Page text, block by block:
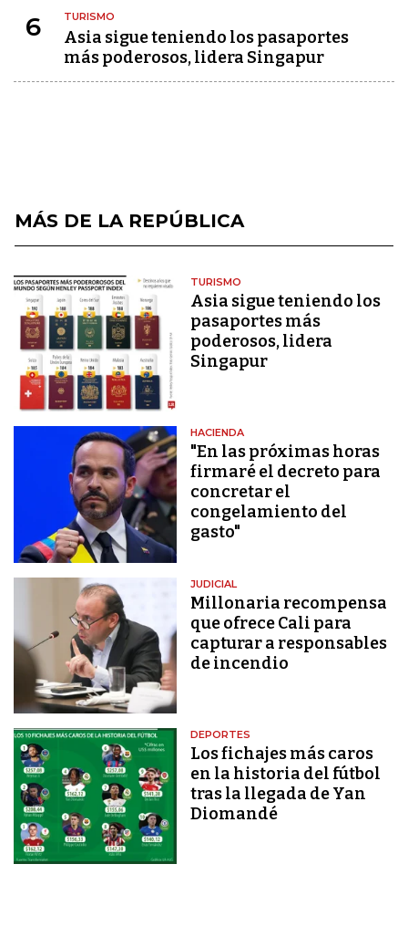
6 TURISMO
Asia sigue teniendo los pasaportes
más poderosos, lidera Singapur
MÁS DE LA REPÚBLICA
TURISMO
Asia sigue teniendo los
pasaportes más
poderosos, lidera
Singapur
HACIENDA
"En las próximas horas
firmaré el decreto para
concretar el
congelamiento del
gasto"
JUDICIAL
Millonaria recompensa
que ofrece Cali para
capturar a responsables
de incendio
DEPORTES
Los fichajes más caros
en la historia del fútbol
tras la llegada de Yan
Diomandé